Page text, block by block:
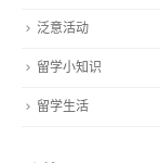
泛意活动
留学小知识
留学生活